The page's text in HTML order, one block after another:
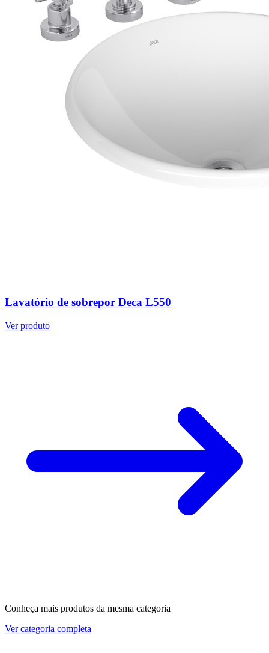
Lavatório de sobrepor Deca L550
Ver produto
Conheça mais produtos da mesma categoria
Ver categoria completa